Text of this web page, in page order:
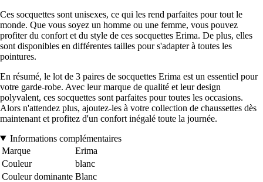
Ces socquettes sont unisexes, ce qui les rend parfaites pour tout le
monde. Que vous soyez un homme ou une femme, vous pouvez
profiter du confort et du style de ces socquettes Erima. De plus, elles
sont disponibles en différentes tailles pour s'adapter à toutes les
pointures.
En résumé, le lot de 3 paires de socquettes Erima est un essentiel pour
votre garde-robe. Avec leur marque de qualité et leur design
polyvalent, ces socquettes sont parfaites pour toutes les occasions.
Alors n'attendez plus, ajoutez-les à votre collection de chaussettes dès
maintenant et profitez d'un confort inégalé toute la journée.
Informations complémentaires
Marque
Erima
Couleur
blanc
Couleur dominante Blanc